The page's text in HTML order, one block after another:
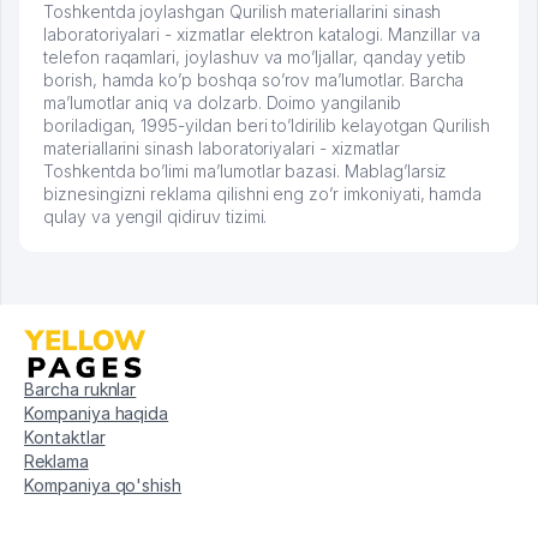
Toshkentda joylashgan Qurilish materiallarini sinash
laboratoriyalari - xizmatlar elektron katalogi. Manzillar va
telefon raqamlari, joylashuv va mo’ljallar, qanday yetib
borish, hamda ko’p boshqa so’rov ma’lumotlar. Barcha
ma’lumotlar aniq va dolzarb. Doimo yangilanib
boriladigan, 1995-yildan beri to’ldirilib kelayotgan Qurilish
materiallarini sinash laboratoriyalari - xizmatlar
Toshkentda bo’limi ma’lumotlar bazasi. Mablag’larsiz
biznesingizni reklama qilishni eng zo’r imkoniyati, hamda
qulay va yengil qidiruv tizimi.
Barcha ruknlar
Kompaniya haqida
Kontaktlar
Reklama
Kompaniya qo'shish